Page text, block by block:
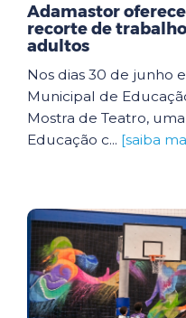
Adamastor
recorte de
adultos
Nos dias 30 de junho
Municipal de
Mostra de Teatro,
Educação c... [saiba